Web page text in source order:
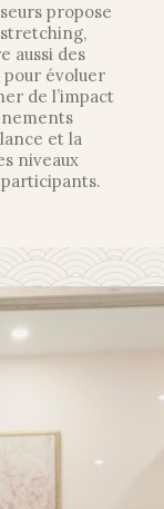
propose
aussi des
évoluer
de l’impact
et la
niveaux